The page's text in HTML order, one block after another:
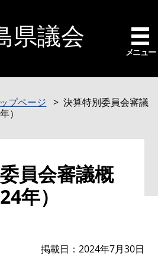
県議会
メニュー
プページ
決算特別委員会審議
）
員会審議概
年）
掲載日 2024年7月30日